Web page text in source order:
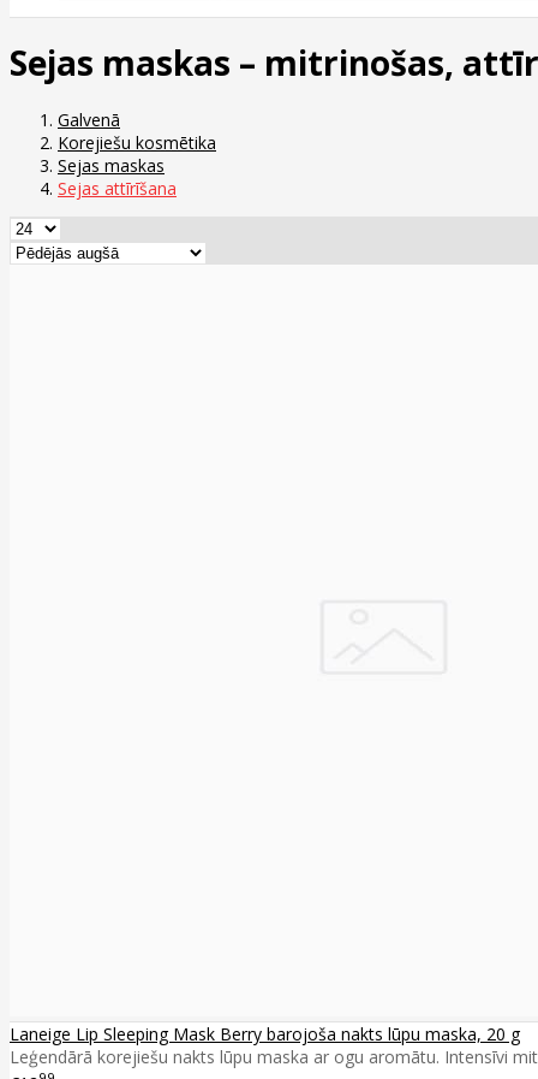
Sejas maskas – mitrinošas,
Galvenā
Korejiešu kosmētika
Sejas maskas
Sejas attīrīšana
Laneige Lip Sleeping Mask Berry barojoša nakts lūpu maska, 20 g
Leģendārā korejiešu nakts lūpu maska ar ogu aromātu. Intensīvi